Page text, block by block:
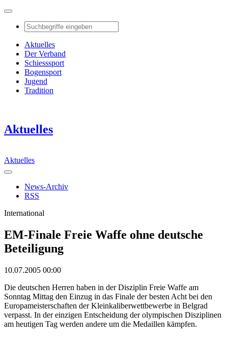
Aktuelles
Der Verband
Schiesssport
Bogensport
Jugend
Tradition
Aktuelles
Aktuelles
News-Archiv
RSS
International
EM-Finale Freie Waffe ohne deutsche
Beteiligung
10.07.2005 00:00
Die deutschen Herren haben in der Disziplin Freie Waffe am
Sonntag Mittag den Einzug in das Finale der besten Acht bei den
Europameisterschaften der Kleinkaliberwettbewerbe in Belgrad
verpasst. In der einzigen Entscheidung der olympischen Disziplinen
am heutigen Tag werden andere um die Medaillen kämpfen.